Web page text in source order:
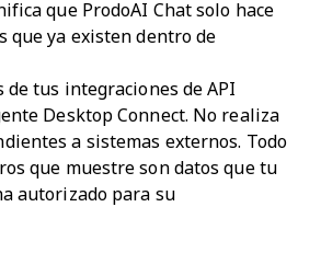
que ProdoAI Chat solo hace
que ya existen dentro de
de tus integraciones de API
Desktop Connect. No realiza
a sistemas externos. Todo
que muestre son datos que tu
autorizado para su